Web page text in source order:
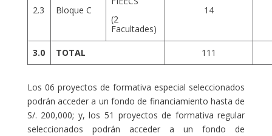
2.3 Bloque C
(2
Facultades)
14
3.0 TOTAL 111
Los 06 proyectos de formativa especial seleccionados
podrán acceder a un fondo de financiamiento hasta de
S/. 200,000; y, los 51 proyectos de formativa regular
seleccionados podrán acceder a un fondo de